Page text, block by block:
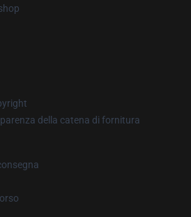
della catena di fornitura